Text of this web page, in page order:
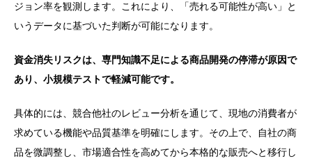
ジョン率を観測します。これにより、「売れる可能性が高い」と
いうデータに基づいた判断が可能になります。
資金消失リスクは、専門知識不足による商品開発の停滞が原因で
あり、小規模テストで軽減可能です。
具体的には、競合他社のレビュー分析を通じて、現地の消費者が
求めている機能や品質基準を明確にします。その上で、自社の商
品を微調整し、市場適合性を高めてから本格的な販売へと移行し